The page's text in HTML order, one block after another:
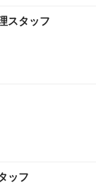
スタッフ
ッフ